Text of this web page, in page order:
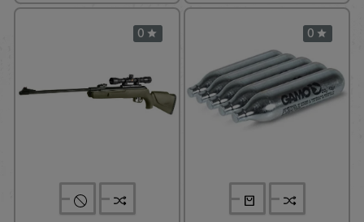
0  0 